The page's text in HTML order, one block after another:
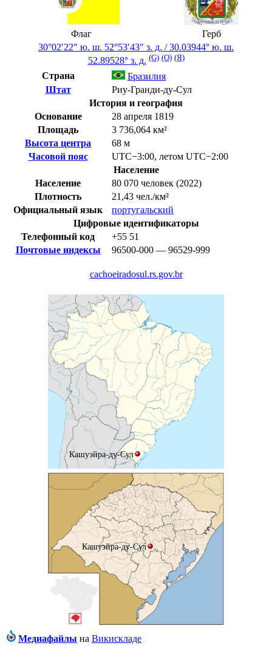
Флаг
Герб
30°02′22″ ю. ш. 52°53′43″ з. д. /30.03944° ю. ш.
52.89528° з. д. (G) (O) (Я)
Страна
Бразилия
Штат
Риу-Гранди-ду-Сул
История и география
Основание
28 апреля 1819
Площадь
3 736,064 км²
Высота центра
68 м
Часовой пояс
UTC−3:00, летом UTC−2:00
Население
Население
80 070 человек (2022)
Плотность
21,43 чел./км²
Официальный язык
португальский
Цифровые идентификаторы
Телефонный код
+55 51
Почтовые индексы
96500-000 — 96529-999
cachoeiradosul.rs.gov.br
Кашуэйра-ду-Сул
Кашуэйра-ду-Сул
Медиафайлы на Викискладе